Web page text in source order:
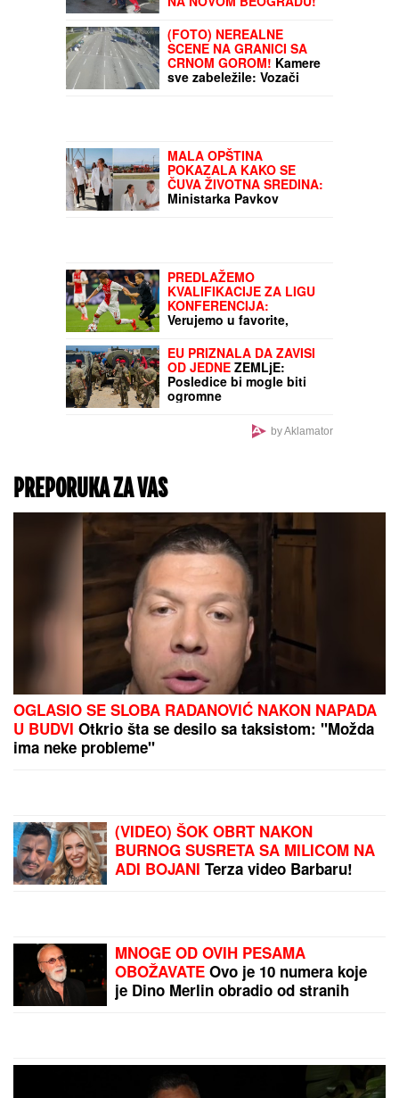
sa lisicama na rukama,
ušao u kola Hitne pomoći
(FOTO) NEREALNE
SCENE NA GRANICI SA
CRNOM GOROM! Kamere
sve zabeležile: Vozači
MALA OPŠTINA
POKAZALA KAKO SE
ČUVA ŽIVOTNA SREDINA:
Ministarka Pavkov
PREDLAŽEMO
KVALIFIKACIJE ZA LIGU
KONFERENCIJA:
Verujemo u favorite,
EU PRIZNALA DA ZAVISI
OD JEDNE ZEMLjE:
Posledice bi mogle biti
ogromne
by Aklamator
PREPORUKA ZA VAS
OGLASIO SE SLOBA RADANOVIĆ NAKON NAPADA
U BUDVI Otkrio šta se desilo sa taksistom: "Možda
ima neke probleme"
(VIDEO) ŠOK OBRT NAKON
BURNOG SUSRETA SA MILICOM NA
ADI BOJANI Terza video Barbaru!
MNOGE OD OVIH PESAMA
OBOŽAVATE Ovo je 10 numera koje
je Dino Merlin obradio od stranih